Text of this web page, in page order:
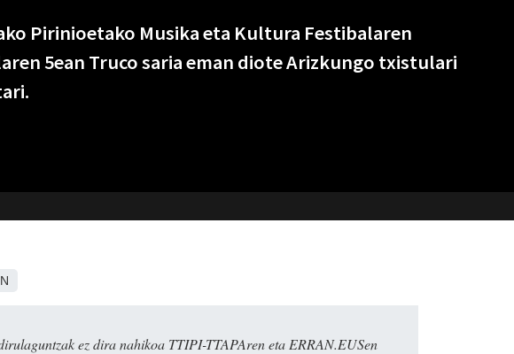
Pirinioetako Musika eta Kultura Festibalaren
5ean Truco saria eman diote Arizkungo txistulari
ez dira nahikoa TTIPI-TTAPAren eta ERRAN.EUSen